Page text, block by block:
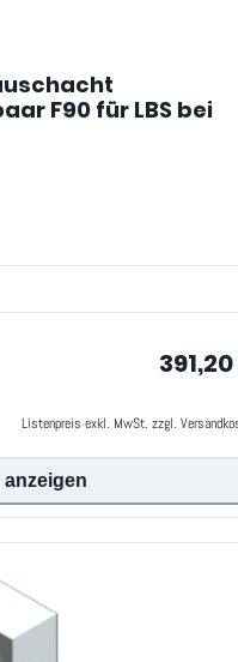
F90 für LBS bei
Listenpreis exkl. MwSt. zzgl.
anzeigen